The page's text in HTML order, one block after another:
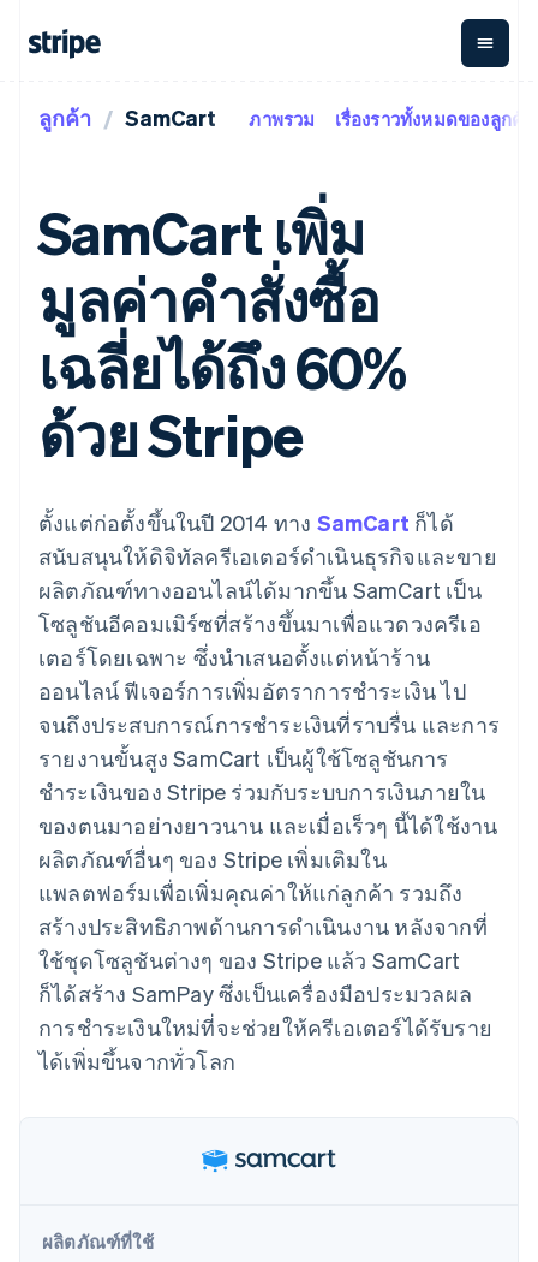
การชำระเงิน
การชำระเงิน
ออนไลน์
Payment links
การชำระเงิน
แบบไม่ต้อง
เขียนโค้ด
Checkout
UI การชำระ
เงินสำเร็จรูป
Elements
องค์ประกอบ UI
ที่ยืดหยุ่น
เข้าถึงได้
มากกว่า 125
รายการ
Authorization
Boost
ยกระดับการ
ยอมรับการ
ชำระเงิน
Link
การชำระเงินที่
รวดเร็วขึ้น
รายรับ
แบบแผนล่วง
หน้า
Metronome
การเรียกเก็บ
เงินตามการ
ใช้งาน
การชำระเงิน
ตามรอบบิล
การจัดการ
ตามรอบบิล
Invoicing
ครั้งเดียวหรือ
คิดภาษีการ
ขายและ VAT
อัตโนมัติ
Revenue
Recognition
ระบบ
อัตโนมัติ
สำหรับการ
ทำบัญชี
Stripe
Sigma
รายงานที่
ออกแบบเอง
Data
Pipeline
ข้อมูล
การ
เบิกจ่าย
ให้กับ
บุคคลที่
สาม
แพลตฟ
เพิ่มเติม
Product roadmap
ดูสิ่งที่กำลังจะมาถึง
Radar
การป้องกันการฉ้อโกง
Atlas
ตามขั้น
ตามกรณีใช้งาน
การค้าแบบใช้เอเจนต์
อีคอมเมิร์ซ
บริการทางการเงินที่ผสาน
การทำงานอัตโนมัติด้าน
การเงิน
ธุรกิจทั่วโลก
มาร์เก็ตเพลส
การจัดการเงิน
แพลตฟอร์ม
SaaS
ตามอุตสาหกรรม
บริษัท AI
แวดวงครีเอเตอร์
เกม
การบริการ การเดินทาง
และสันทนาการ
ประกันภัย
สื่อและความบันเทิง
องค์กรไม่แสวงผลกำไร
บริการเฉพาะทาง
ภาครัฐ
ธุรกิจค้าปลีก
ระบบนิเวศ
เอกสารประกอบ
ข้อมูลอ้างอิงเกี่ยวกับ API
ไลบรารีและ SDK
Stripe Apps
คู่มือ
รับการชำระเงินออนไลน์
สำเร็จรูป
สร้างแพลตฟอร์มหรือ
มาร์เก็ตเพลส
รอบบิล
เสนอการเรียกเก็บเงินตาม
การใช้งาน
ออกบัตรที่มีสเตเบิลคอยน์
รองรับอยู่
จัดเตรียมและจัดการ
บริการด้วยเอเจนต์
แหล่งข้อมูล
การเชื่อมต่อการทำงาน
แอป
ตัวอย่างโค้ด
บล็อกของนักพัฒนา
สถานะ API
เรียนรู้
คู่มือ
การสนับสนุน
รับการสนับสนุน
แพ็กเกจการสนับสนุนที่ได้
บริการเฉพาะทาง
บริษัท
แผนงานผลิตภัณฑ์
การประชุมประจำปีแบบ
เซสชัน
ตำแหน่งงาน
ห้องข่าว
Stripe Press
การติดต่อ
ติดต่อฝ่ายขาย
สมัครเป็นพาร์ทเนอร์
ลูกค้า SamCart ภาพรวม เรื่องราวทั้งหมดของลูกค้า
SamCart เพิ่ม
มูลค่าคำสั่งซื้อ
เฉลี่ยได้ถึง 60%
ด้วย Stripe
ตั้งแต่ก่อตั้งขึ้นในปี 2014 ทาง SamCart ก็ได้
สนับสนุนให้ดิจิทัลครีเอเตอร์ดำเนินธุรกิจและขาย
ผลิตภัณฑ์ทางออนไลน์ได้มากขึ้น SamCart เป็น
โซลูชันอีคอมเมิร์ซที่สร้างขึ้นมาเพื่อแวดวงครีเอ
เตอร์โดยเฉพาะ ซึ่งนำเสนอตั้งแต่หน้าร้าน
ออนไลน์ ฟีเจอร์การเพิ่มอัตราการชำระเงิน ไป
จนถึงประสบการณ์การชำระเงินที่ราบรื่น และการ
รายงานขั้นสูง SamCart เป็นผู้ใช้โซลูชันการ
ชำระเงินของ Stripe ร่วมกับระบบการเงินภายใน
ของตนมาอย่างยาวนาน และเมื่อเร็วๆ นี้ได้ใช้งาน
ผลิตภัณฑ์อื่นๆ ของ Stripe เพิ่มเติมใน
แพลตฟอร์มเพื่อเพิ่มคุณค่าให้แก่ลูกค้า รวมถึง
สร้างประสิทธิภาพด้านการดำเนินงาน หลังจากที่
ใช้ชุดโซลูชันต่างๆ ของ Stripe แล้ว SamCart
ก็ได้สร้าง SamPay ซึ่งเป็นเครื่องมือประมวลผล
การชำระเงินใหม่ที่จะช่วยให้ครีเอเตอร์ได้รับราย
ได้เพิ่มขึ้นจากทั่วโลก
ผลิตภัณฑ์ที่ใช้